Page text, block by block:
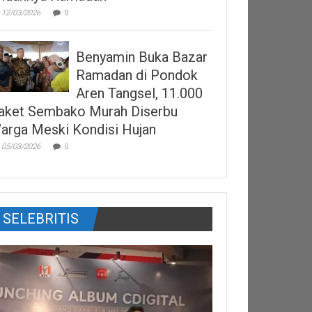
12/03/2026 0
Benyamin Buka Bazar
Ramadan di Pondok
Aren Tangsel, 11.000
Sembako Murah Diserbu
Meski Kondisi Hujan
05/03/2026 0
SELEBRITIS